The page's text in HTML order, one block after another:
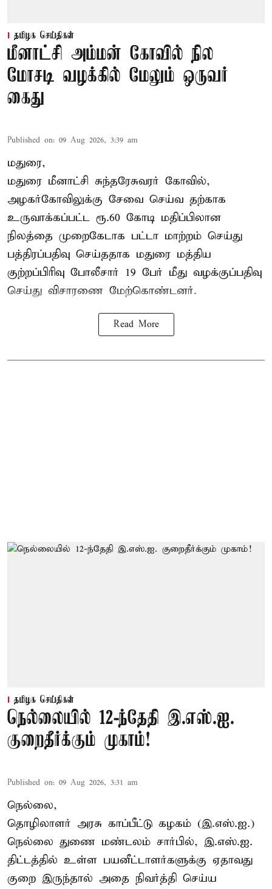
தமிழக செய்திகள்
மீனாட்சி அம்மன் கோவில் நில
மோசடி வழக்கில் மேலும் ஒருவர்
கைது
Published on: 09 Aug 2026, 3:39 am
மதுரை,
மதுரை மீனாட்சி சுந்தரேசுவரர் கோவில்,
அழகர்கோவிலுக்கு சேவை செய்வ தற்காக
உருவாக்கப்பட்ட ரூ.60 கோடி மதிப்பிலான
நிலத்தை முறைகேடாக பட்டா மாற்றம் செய்து
பத்திரப்பதிவு செய்ததாக மதுரை மத்திய
குற்றப்பிரிவு போலீசார் 19 பேர் மீது வழக்குப்பதிவு
செய்து விசாரணை மேற்கொண்டனர்.
Read More
தமிழக செய்திகள்
நெல்லையில் 12-ந்தேதி இ.எஸ்.ஐ.
குறைதீர்க்கும் முகாம்!
Published on: 09 Aug 2026, 3:31 am
நெல்லை,
தொழிலாளர் அரசு காப்பீட்டு கழகம் (இ.எஸ்.ஐ.)
நெல்லை துணை மண்டலம் சார்பில், இ.எஸ்.ஐ.
திட்டத்தில் உள்ள பயனீட்டாளர்களுக்கு ஏதாவது
குறை இருந்தால் அதை நிவர்த்தி செய்ய